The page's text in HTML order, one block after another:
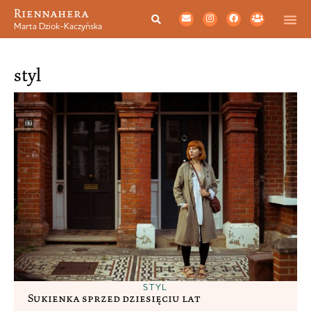
Riennahera
Marta Dziok-Kaczyńska
styl
STYL
Sukienka sprzed dziesięciu lat